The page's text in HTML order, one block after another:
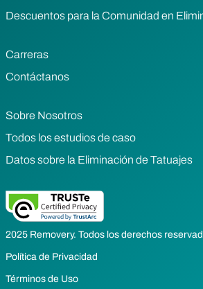
Descuentos para la Comunidad en
Carreras
Contáctanos
Sobre Nosotros
Todos los estudios de caso
Datos sobre la Eliminación de Tatuajes
2025 Removery. Todos los derechos
Política de Privacidad
Términos de Uso